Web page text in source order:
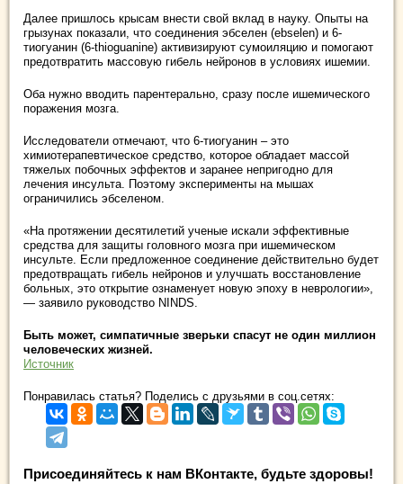
Далее пришлось крысам внести свой вклад в науку. Опыты на
грызунах показали, что соединения эбселен (ebselen) и 6-
тиогуанин (6-thioguanine) активизируют сумоиляцию и помогают
предотвратить массовую гибель нейронов в условиях ишемии.
Оба нужно вводить парентерально, сразу после ишемического
поражения мозга.
Исследователи отмечают, что 6-тиогуанин – это
химиотерапевтическое средство, которое обладает массой
тяжелых побочных эффектов и заранее непригодно для
лечения инсульта. Поэтому эксперименты на мышах
ограничились эбселеном.
«На протяжении десятилетий ученые искали эффективные
средства для защиты головного мозга при ишемическом
инсульте. Если предложенное соединение действительно будет
предотвращать гибель нейронов и улучшать восстановление
больных, это открытие ознаменует новую эпоху в неврологии»,
— заявило руководство NINDS.
Быть может, симпатичные зверьки спасут не один миллион
человеческих жизней.
Источник
Понравилась статья? Поделись с друзьями в соц.сетях:
Присоединяйтесь к нам ВКонтакте, будьте здоровы!